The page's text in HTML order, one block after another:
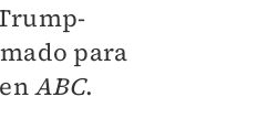
para
ABC.